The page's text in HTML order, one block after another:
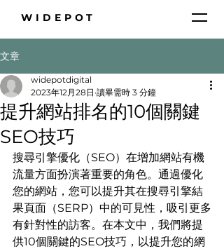
WIDEPOT
文章
提升網站排名的10個關鍵
SEO技巧
widepotdigital
2023年12月28日 讀畢需時 3 分鐘
搜尋引擎優化（SEO）在增加網站有機
流量方面扮演著重要的角色。通過優化
您的網站，您可以提升其在搜尋引擎結
果頁面（SERP）中的可見性，吸引更多
有針對性的訪客。在本文中，我們將提
供10個關鍵的SEO技巧，以提升您的網